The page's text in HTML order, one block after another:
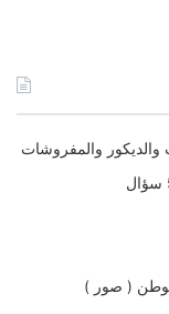
والديكور والمفروشات
( صور )